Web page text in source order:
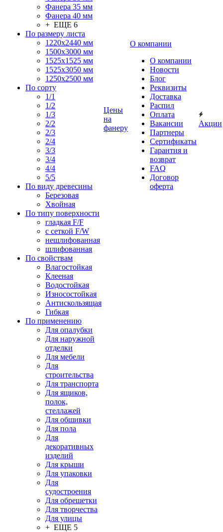
Фанера 35 мм
Фанера 40 мм
+ ЕЩЕ 6
По размеру листа
1220х2440 мм
1500х3000 мм
1525x1525 мм
1525х3050 мм
1250х2500 мм
По сорту
1/1
1/2
1/3
2/2
2/3
2/4
3/3
3/4
4/4
5/5
По виду древесины
Березовая
Хвойная
По типу поверхности
гладкая F/F
с сеткой F/W
нешлифованная
шлифованная
По свойствам
Влагостойкая
Клееная
Водостойкая
Износостойкая
Антискользящая
Гибкая
По применению
Для опалубки
Для наружной
отделки
Для мебели
Для
строительства
Для транспорта
Для ящиков,
полок,
стеллажей
Для обшивки
Для пола
Для
декоративных
изделий
Для крыши
Для упаковки
Для
судостроения
Для обрешетки
Для творчества
Для улицы
+ ЕЩЕ 5
Цены
на
фанеру
О компании
О компании
Новости
Блог
Реквизиты
Доставка
Распил
Оплата
Вакансии
Партнеры
Сертификаты
Гарантия и
возврат
FAQ
Договор
оферта
Акции